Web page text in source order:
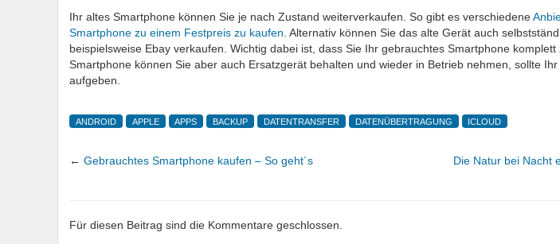
Ihr altes Smartphone können Sie je nach Zustand weiterverkaufen. So gibt es verschiedene
Smartphone zu einem Festpreis zu kaufen . Alternativ können Sie das alte Gerät auch
beispielsweise Ebay verkaufen. Wichtig dabei ist, dass Sie Ihr gebrauchtes Smartphone
Smartphone können Sie aber auch Ersatzgerät behalten und wieder in Betrieb nehmen, sollte
aufgeben.
ANDROID APPLE APPS BACKUP DATENTRANSFER DATENÜBERTRAGUNG ICLOUD
← Gebrauchtes Smartphone kaufen – So geht´s
Die Natur bei Nacht
Für diesen Beitrag sind die Kommentare geschlossen.